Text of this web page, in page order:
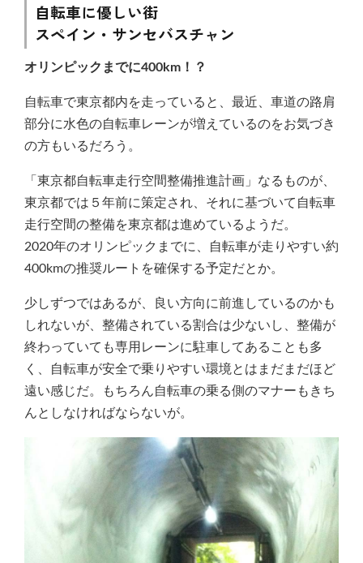
自転車に優しい街
スペイン・サンセバスチャン
オリンピックまでに400km！？
自転車で東京都内を走っていると、最近、車道の路肩
部分に水色の自転車レーンが増えているのをお気づき
の方もいるだろう。
「東京都自転車走行空間整備推進計画」なるものが、
東京都では５年前に策定され、それに基づいて自転車
走行空間の整備を東京都は進めているようだ。
2020年のオリンピックまでに、自転車が走りやすい約
400kmの推奨ルートを確保する予定だとか。
少しずつではあるが、良い方向に前進しているのかも
しれないが、整備されている割合は少ないし、整備が
終わっていても専用レーンに駐車してあることも多
く、自転車が安全で乗りやすい環境とはまだまだほど
遠い感じだ。もちろん自転車の乗る側のマナーもきち
んとしなければならないが。